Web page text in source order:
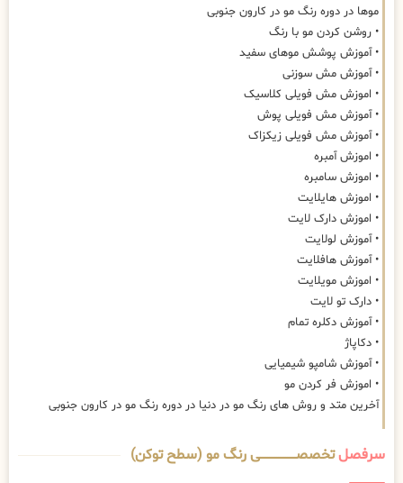
موها در دوره رنگ مو در کارون جنوبی
• روشن کردن مو با رنگ
• آموزش پوشش موهای سفید
• آموزش مش سوزنی
• اموزش مش فویلی کلاسیک
• آموزش مش فویلی پوش
• آموزش مش فویلی زیکزاک
• اموزش آمبره
• اموزش سامبره
• اموزش هایلایت
• اموزش دارک لایت
• آموزش لولایت
• آموزش هافلایت
• اموزش مویلایت
• دارک تو لایت
• آموزش دکلره تمام
• دکاپاژ
• آموزش شامپو شیمیایی
• اموزش فر کردن مو
آخرین متد و روش های رنگ مو در دنیا در دوره رنگ مو در کارون جنوبی
سرفصلتخصصــــــــــــــــــــی رنگ مو (سطح توکن)